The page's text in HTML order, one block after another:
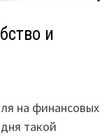
и
на финансовых
такой